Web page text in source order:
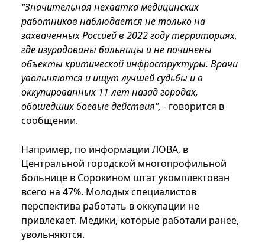
"Значительная нехватка медицинских
работников наблюдается не только на
захваченных Россией в 2022 году территориях,
где изуродованы больницы и не починены
объекты критической инфраструктуры. Врачи
увольняются и ищут лучшей судьбы и в
оккупированных 11 лет назад городах,
обошедших боевые действия", - говорится в
сообщении.
Например, по информации ЛОВА, в
Центральной городской многопрофильной
больнице в Сорокином штат укомплектован
всего на 47%. Молодых специалистов
перспектива работать в оккупации не
привлекает. Медики, которые работали ранее,
увольняются.